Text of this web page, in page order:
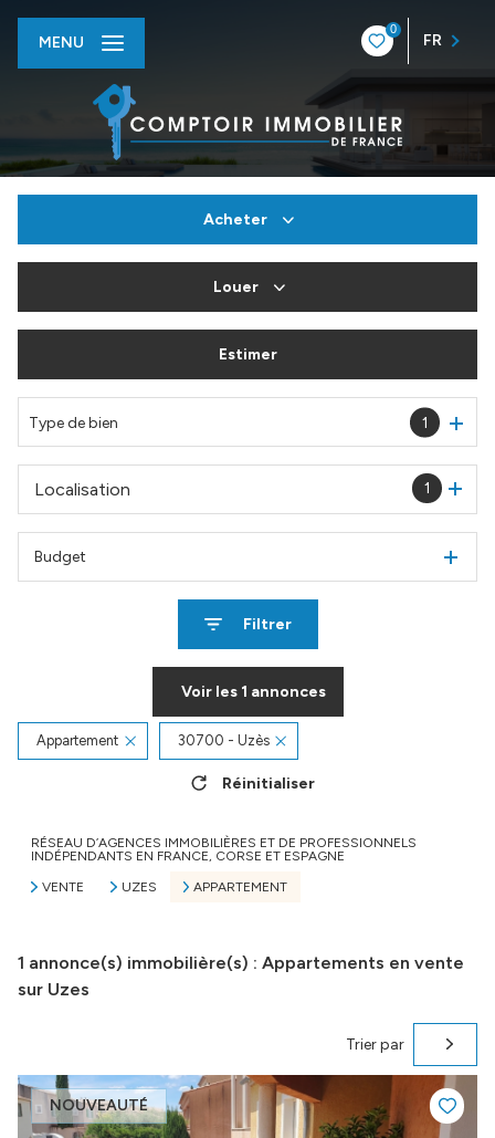
0
FR
MENU
Acheter
Du neuf
De l'immo pro
Louer
En saisonnier
De l'immo pro
Estimer
Type de bien 1
1
Localisation
Budget
Filtrer
Voir les 1 annonces
Appartement 30700 - Uzès
Réinitialiser
RÉSEAU D’AGENCES IMMOBILIÈRES ET DE PROFESSIONNELS
INDÉPENDANTS EN FRANCE, CORSE ET ESPAGNE
VENTE
UZES APPARTEMENT
1 annonce(s) immobilière(s) : Appartements en vente
sur Uzes
Trier par
NOUVEAUTÉ